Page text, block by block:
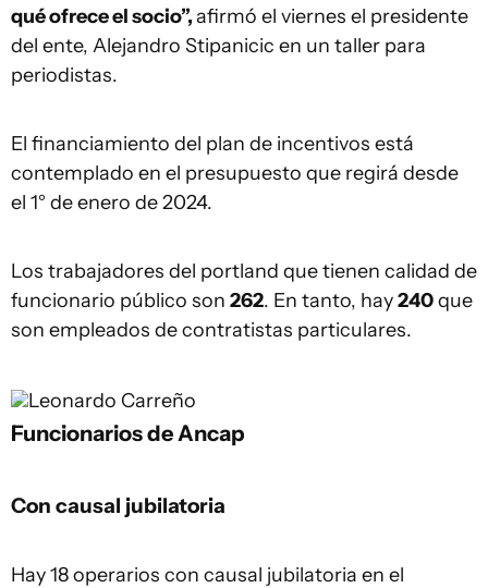
qué ofrece el socio”,afirmó el viernes el presidente
del ente, Alejandro Stipanicic en un taller para
periodistas.
El financiamiento del plan de incentivos está
contemplado en el presupuesto que regirá desde
el 1° de enero de 2024.
Los trabajadores del portland que tienen calidad de
funcionario público son 262. En tanto, hay240que
son empleados de contratistas particulares.
Leonardo Carreño
Funcionarios de Ancap
Con causal jubilatoria
Hay 18 operarios con causal jubilatoria en el